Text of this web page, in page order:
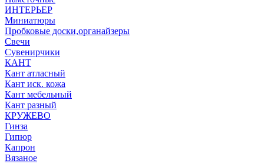
ИНТЕРЬЕР
Миниатюры
Пробковые доски,органайзеры
Свечи
Сувенирчики
КАНТ
Кант атласный
Кант иск. кожа
Кант мебельный
Кант разный
КРУЖЕВО
Гинза
Гипюр
Капрон
Вязаное